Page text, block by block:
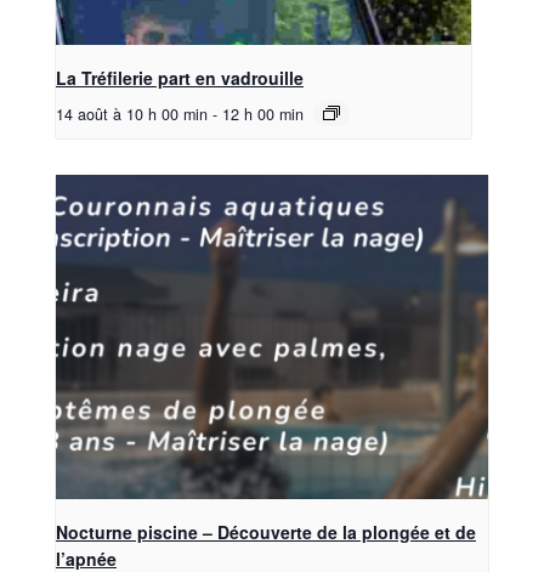
La Tréfilerie part en vadrouille
14 août à 10 h 00 min - 12 h 00 min
Nocturne piscine – Découverte de la plongée et de
l’apnée